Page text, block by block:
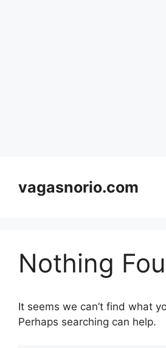
vagasnorio.com
Nothing
It seems we can’t find what
Perhaps searching can help.